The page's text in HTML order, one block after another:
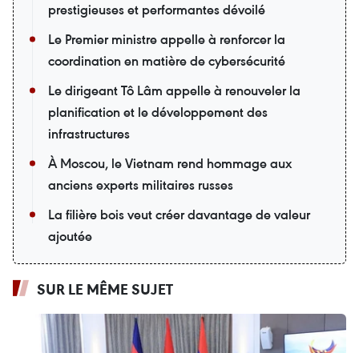
prestigieuses et performantes dévoilé
Le Premier ministre appelle à renforcer la
coordination en matière de cybersécurité
Le dirigeant Tô Lâm appelle à renouveler la
planification et le développement des
infrastructures
À Moscou, le Vietnam rend hommage aux
anciens experts militaires russes
La filière bois veut créer davantage de valeur
ajoutée
SUR LE MÊME SUJET